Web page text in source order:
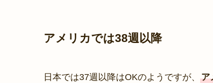
アメリカでは38週以降
日本では37週以降はOKのようですが、 ア